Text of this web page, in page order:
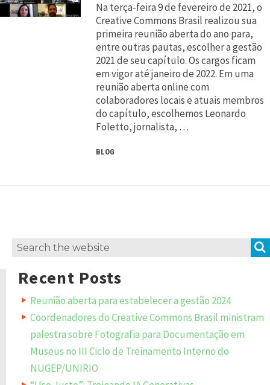
Na terça-feira 9 de fevereiro de 2021, o
Creative Commons Brasil realizou sua
primeira reunião aberta do ano para,
entre outras pautas, escolher a gestão
2021 de seu capítulo. Os cargos ficam
em vigor até janeiro de 2022. Em uma
reunião aberta online com
colaboradores locais e atuais membros
do capítulo, escolhemos Leonardo
Foletto, jornalista, …
BLOG
Search
Recent Posts
Reunião aberta para estabelecer a gestão 2024
Coordenadores do Creative Commons Brasil ministram
palestra sobre Fotografia para Documentação em
Museus no III Ciclo de Treinamento Interno do
NUGEP/UNIRIO